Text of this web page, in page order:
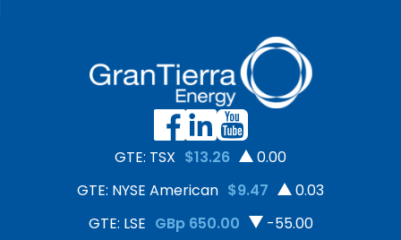
GTE: TSX $13.26
0.00
GTE: NYSE American $9.47
0.03
GTE: LSE GBp 650.00 -55.00